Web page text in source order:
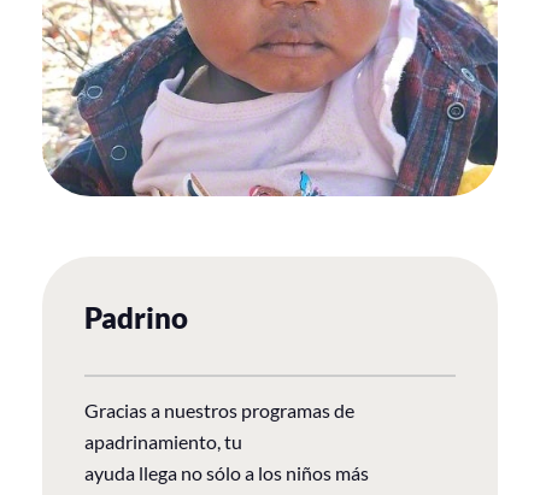
Padrino
Gracias a nuestros programas de
apadrinamiento, tu
ayuda llega no sólo a los niños más